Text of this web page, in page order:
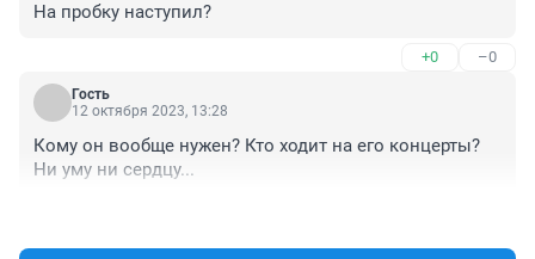
На пробку наступил?
+0 –0
Гость
12 октября 2023, 13:28
Кому он вообще нужен? Кто ходит на его концерты?
Ни уму ни сердцу...